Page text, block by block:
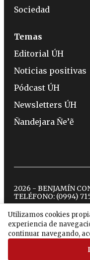
Utilizamos cookies
experiencia de
continuar navegando,
Sociedad
Temas
Editorial ÚH
Noticias positivas
Pódcast ÚH
Newsletters ÚH
Ñandejara Ñe’ẽ
2026 - BENJAMÍN
TELÉFONO: (0994)
twitter